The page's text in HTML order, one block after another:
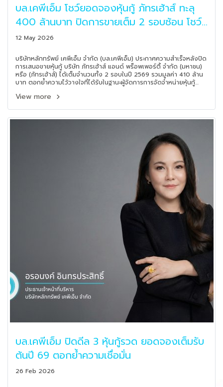
บล.เคพีเอ็ม โชว์ยอดจองหุ้นกู้ ภัทรเฮ้าส์ ทะลุ
400 ล้านบาท ปิดการขายเต็ม 2 รอบซ้อน โชว์
แกร่งไถ่ถอนหนี้ก่อนกำหนด
12 May 2026
บริษัทหลักทรัพย์ เคพีเอ็ม จำกัด (บล.เคพีเอ็ม) ประกาศความสำเร็จหลังปิด
การเสนอขายหุ้นกู้ บริษัท ภัทรเฮ้าส์ แอนด์ พร็อพเพอร์ตี้ จำกัด (มหาชน)
หรือ (ภัทรเฮ้าส์) ได้เต็มจำนวนทั้ง 2 รอบในปี 2569 รวมมูลค่า 410 ล้าน
บาท ตอกย้ำความไว้วางใจที่ได้รับในฐานะผู้จัดการการจัดจำหน่ายหุ้นกู้
พร้อมกันนี้ยังเผยความแข็งแกร่งด้วยการดำเนินการไถ่ถอนหุ้นกู้ที่จะครบ
View more
บล.เคพีเอ็ม ปิดดีล 3 หุ้นกู้รวด ยอดจองเต็มรับ
ต้นปี 69 ตอกย้ำความเชื่อมั่น
26 Feb 2026